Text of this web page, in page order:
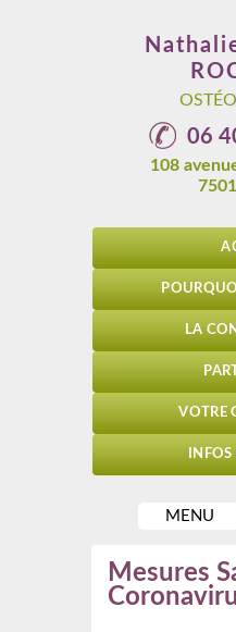
06
108
LA
VOTRE
MENU
Mesures